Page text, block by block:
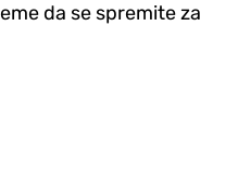
da se spremite za